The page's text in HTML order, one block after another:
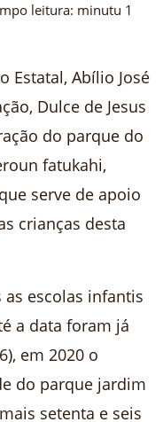
leitura: minutu 1
Estatal, Abílio José
Dulce de Jesus
do parque do
fatukahi,
serve de apoio
crianças desta
escolas infantis
a data foram já
em 2020 o
do parque jardim
setenta e seis